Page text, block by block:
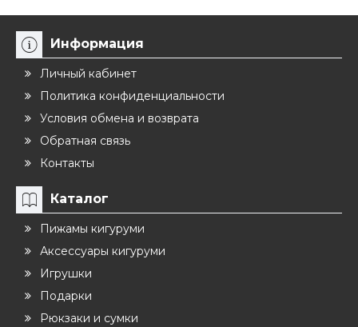
Информация
Личный кабинет
Политика конфиденциальности
Условия обмена и возврата
Обратная связь
Контакты
Каталог
Пижамы кигуруми
Аксессуары кигуруми
Игрушки
Подарки
Рюкзаки и сумки